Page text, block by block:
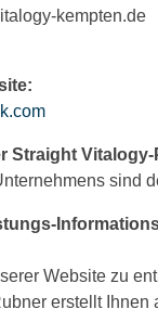
kempten.de
Straight
sind
Website zu
erstellt Ihnen